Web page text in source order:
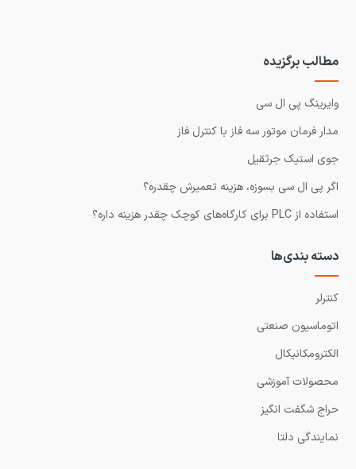
مطالب برگزیده
وایرینگ پی ال سی
مدار فرمان موتور سه فاز با کنترل فاز
جوی استیک جرثقیل
اگر پی ال سی بسوزه، هزینه تعمیرش چقدره؟
استفاده از PLC برای کارگاه‌های کوچک چقدر هزینه داره؟
دسته بندی‌ها
کنترلر
اتوماسیون صنعتی
الکترومکانیکال
محصولات آموزشی
حراج شگفت انگیز
نمایندگی دلتا